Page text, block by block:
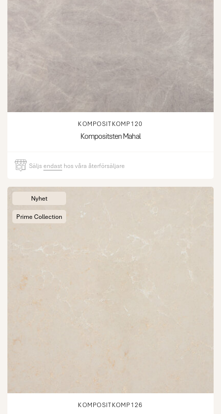
KOMPOSITKOMP120
Kompositsten Mahal
Säljsendast hos våra återförsäljare
Nyhet
Prime Collection
KOMPOSITKOMP126